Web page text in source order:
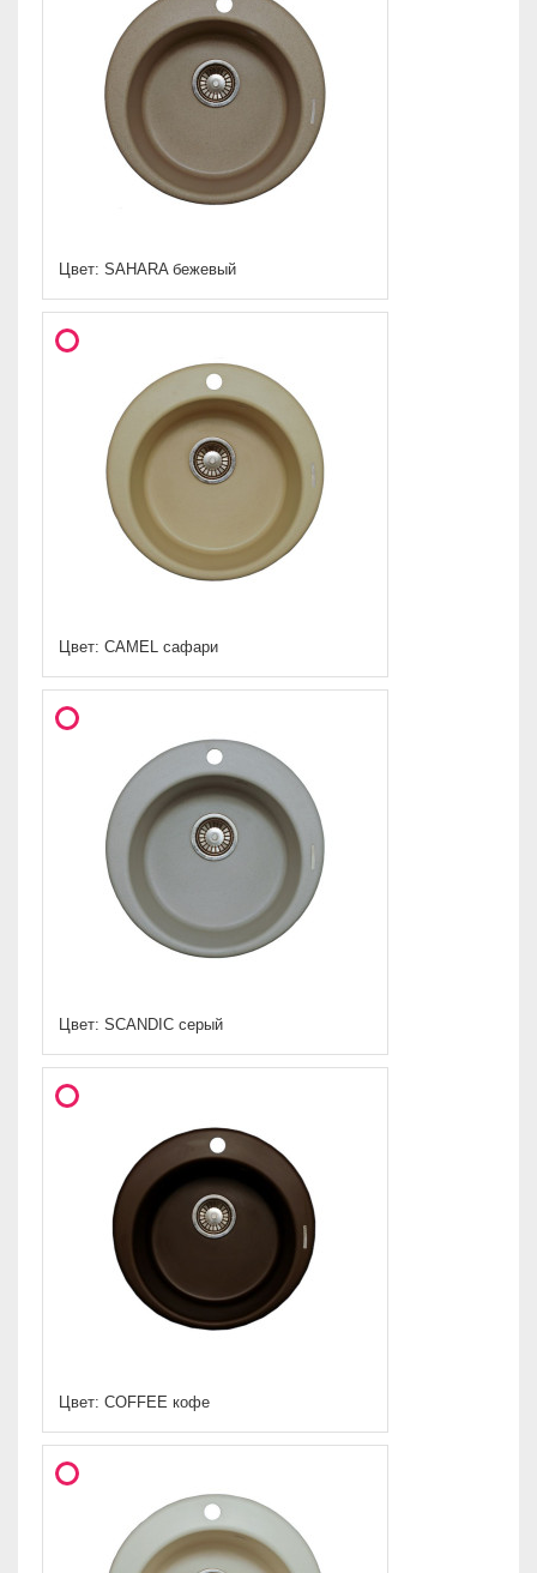
Цвет: SAHARA бежевый
Цвет: CAMEL сафари
Цвет: SCANDIC серый
Цвет: COFFEE кофе